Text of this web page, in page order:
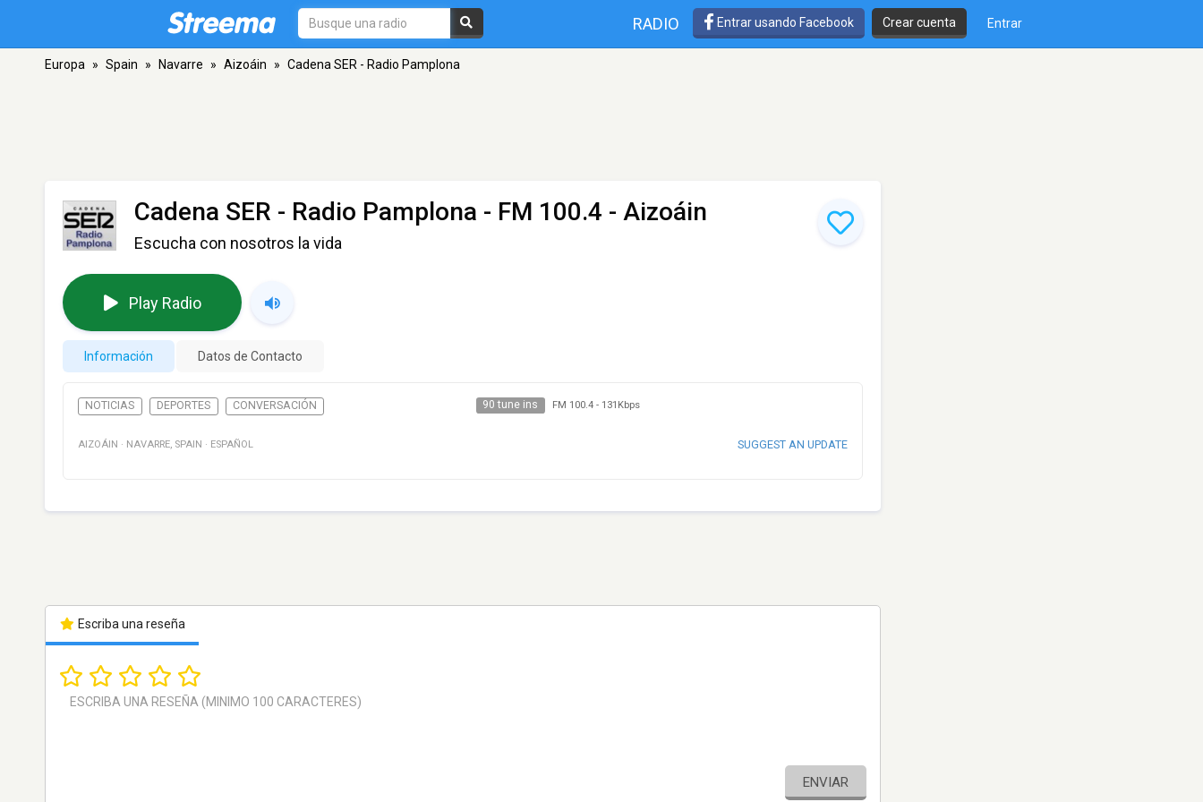
RADIO Entrar usando Facebook Crear cuenta Entrar
Europa » Spain » Navarre » Aizoáin » Cadena SER - Radio Pamplona
Cadena SER - Radio Pamplona - FM 100.4 - Aizoáin
Escucha con nosotros la vida
Play Radio
Información Datos de Contacto
NOTICIAS DEPORTES CONVERSACIÓN 90 tune ins FM 100.4- 131Kbps
AIZOÁIN · NAVARRE, SPAIN · ESPAÑOL SUGGEST AN UPDATE
Escriba una reseña
ENVIAR